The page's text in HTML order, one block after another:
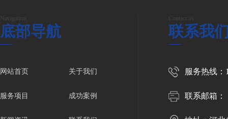
底部导航
网站首页 关于我们
服务项目 成功案例
联系我
服务热线：
联系邮箱：